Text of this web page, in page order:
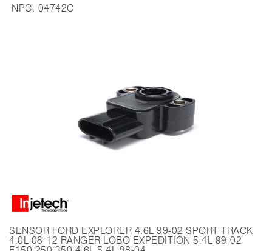
NPC: 04742C
SENSOR FORD EXPLORER 4.6L 99-02 SPORT TRACK
4.0L 08-12 RANGER LOBO EXPEDITION 5.4L 99-02